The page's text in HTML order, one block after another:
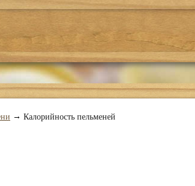
Где поесть Подбор рецепта
→ Калорийность пельменей